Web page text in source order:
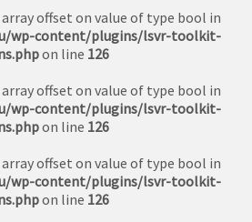
array offset on value of type bool in
wp-content/plugins/lsvr-toolkit-
on line 126
array offset on value of type bool in
wp-content/plugins/lsvr-toolkit-
on line 126
array offset on value of type bool in
wp-content/plugins/lsvr-toolkit-
on line 126